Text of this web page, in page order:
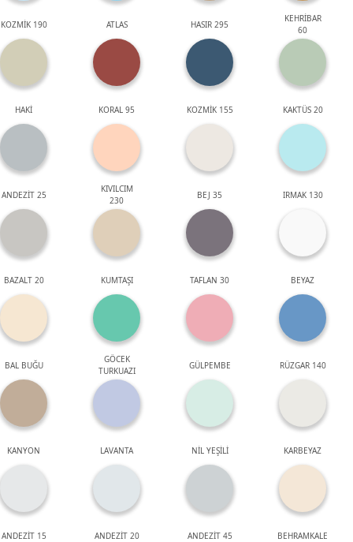
KOZMİK 190 ATLAS HASIR 295
KEHRİBAR
60
HAKİ KORAL 95 KOZMİK 155 KAKTÜS 20
ANDEZİT 25
KIVILCIM
230
BEJ 35 IRMAK 130
BAZALT 20 KUMTAŞI TAFLAN 30 BEYAZ
BAL BUĞU
GÖCEK
TURKUAZI
GÜLPEMBE RÜZGAR 140
KANYON LAVANTA NİL YEŞİLİ KARBEYAZ
ANDEZİT 15 ANDEZİT 20 ANDEZİT 45 BEHRAMKALE